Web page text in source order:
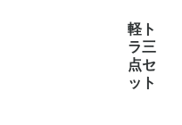
全て見
汎用(3)
軽ト
ラ三
点セ
ット